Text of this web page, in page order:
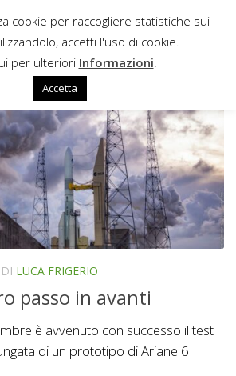
DI LUCA FRIGERIO
passo in avanti
è avvenuto con successo il test
di un prototipo di Ariane 6
cookie per raccogliere statistiche sui
accetti l'uso di cookie.
per ulteriori Informazioni
Accetta